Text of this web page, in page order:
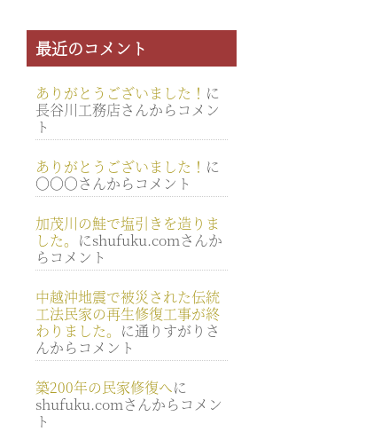
最近のコメント
ありがとうございました！ に
長谷川工務店さんからコメン
ト
ありがとうございました！ に
○○○さんからコメント
加茂川の鮭で塩引きを造りま
した。 にshufuku.comさんか
らコメント
中越沖地震で被災された伝統
工法民家の再生修復工事が終
わりました。 に通りすがりさ
んからコメント
築200年の民家修復へに
shufuku.comさんからコメン
ト